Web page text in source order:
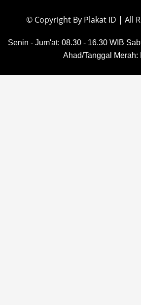
© Copyright By Plakat ID | All
Senin - Jum'at: 08.30 - 16.30 WIB
Ahad/Tanggal Merah: